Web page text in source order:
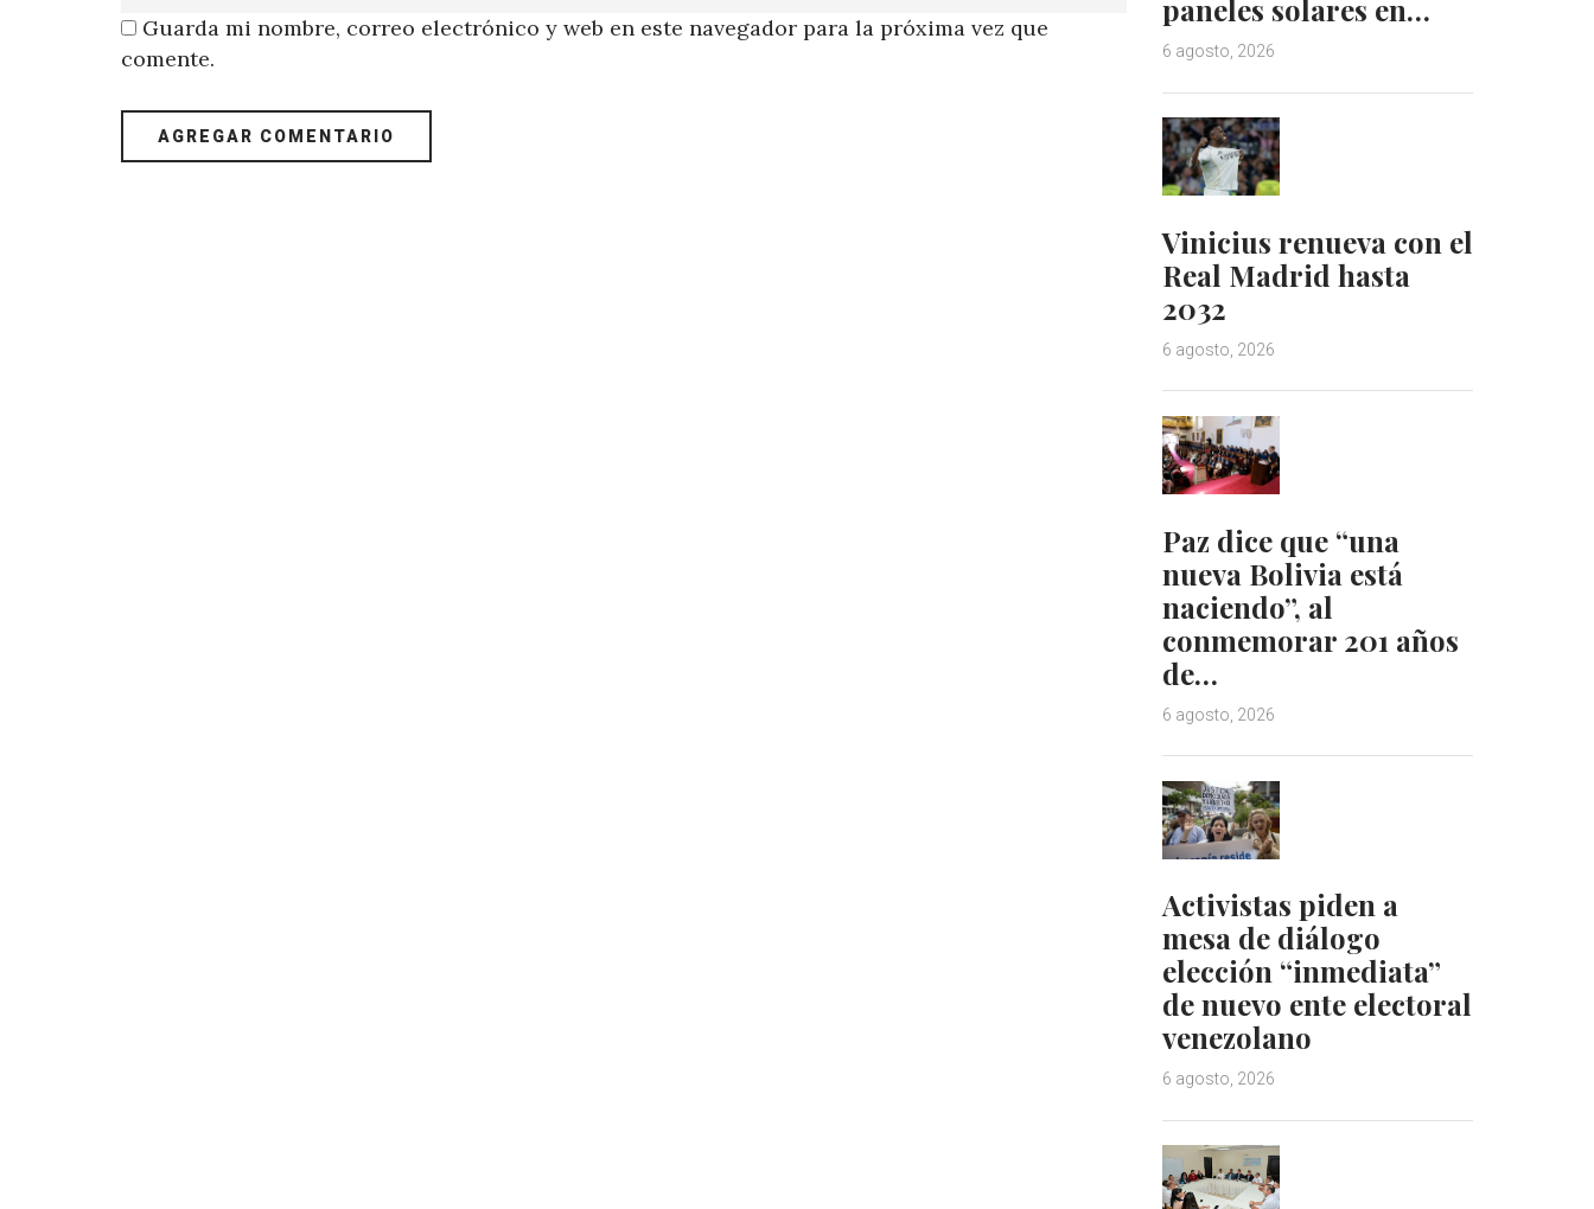
Guarda mi nombre, correo electrónico y web en este navegador para la próxima vez que
comente.
paneles solares en…
6 agosto, 2026
Vinicius renueva con el
Real Madrid hasta
2032
6 agosto, 2026
Paz dice que “una
nueva Bolivia está
naciendo”, al
conmemorar 201 años
de…
6 agosto, 2026
Activistas piden a
mesa de diálogo
elección “inmediata”
de nuevo ente electoral
venezolano
6 agosto, 2026